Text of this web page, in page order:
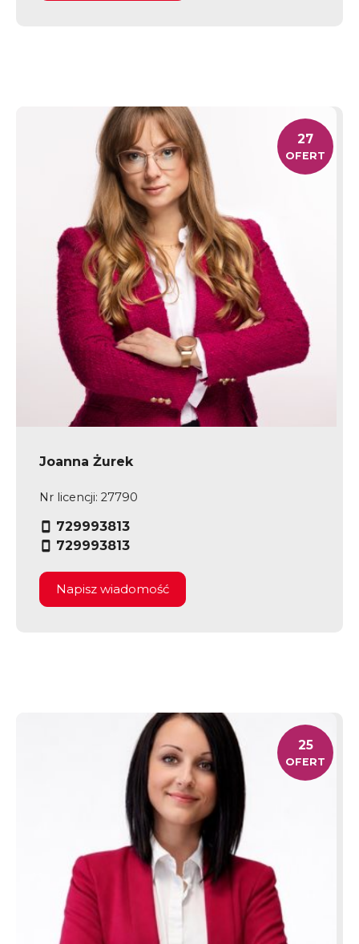
Joanna Żurek
Nr licencji: 27790
729993813
729993813
27
OFERT
Napisz wiadomość
25
OFERT